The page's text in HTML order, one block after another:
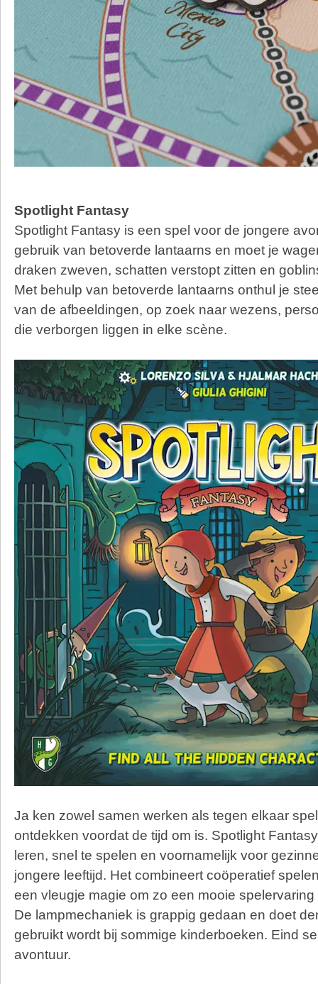
Spotlight Fantasy
Spotlight Fantasy is een spel voor de jongere
gebruik van betoverde lantaarns en moet je
draken zweven, schatten verstopt zitten en
Met behulp van betoverde lantaarns onthul je
van de afbeeldingen, op zoek naar wezens,
die verborgen liggen in elke scène.
Ja ken zowel samen werken als tegen elkaar
ontdekken voordat de tijd om is. Spotlight
leren, snel te spelen en voornamelijk voor
jongere leeftijd. Het combineert coöperatief
een vleugje magie om zo een mooie
De lampmechaniek is grappig gedaan en doet
gebruikt wordt bij sommige kinderboeken. Eind
avontuur.